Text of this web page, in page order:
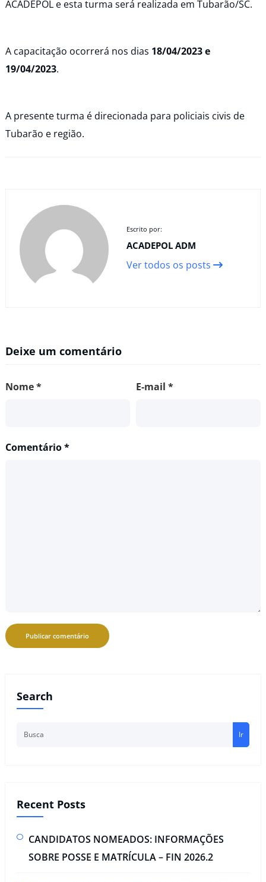
ACADEPOL e esta turma será realizada em Tubarão/SC.
A capacitação ocorrerá nos dias 18/04/2023 e
19/04/2023.
A presente turma é direcionada para policiais civis de
Tubarão e região.
Escrito por:
ACADEPOL ADM
Ver todos os posts
Deixe um comentário
Nome* E-mail *
Comentário*
Search
Ir
Recent Posts
CANDIDATOS NOMEADOS: INFORMAÇÕES
SOBRE POSSE E MATRÍCULA – FIN 2026.2